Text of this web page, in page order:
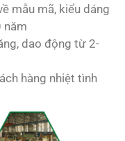
mẫu mã, kiểu dáng
năm
dao động từ 2-
hàng nhiệt tình